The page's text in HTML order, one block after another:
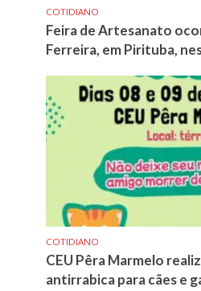
COTIDIANO
Feira de Artesanato
Ferreira, em Pirituba,
COTIDIANO
CEU Pêra Marmelo
antirrabica para cães e